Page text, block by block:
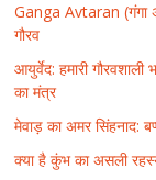
Ganga Avtaran (गंगा
गौरव
आयुर्वेद: हमारी गौरवशाली
का मंत्र
मेवाड़ का अमर सिंहनाद:
क्या है कुंभ का असली